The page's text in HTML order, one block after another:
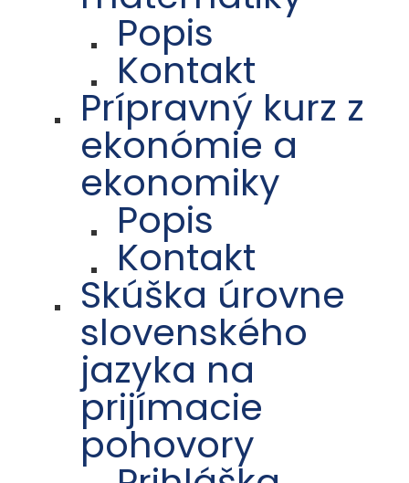
Popis
Kontakt
Prípravný kurz z
ekonómie a
ekonomiky
Popis
Kontakt
Skúška úrovne
slovenského
jazyka na
prijímacie
pohovory